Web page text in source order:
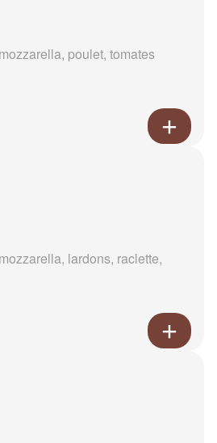
poulet, tomates
lardons, raclette,